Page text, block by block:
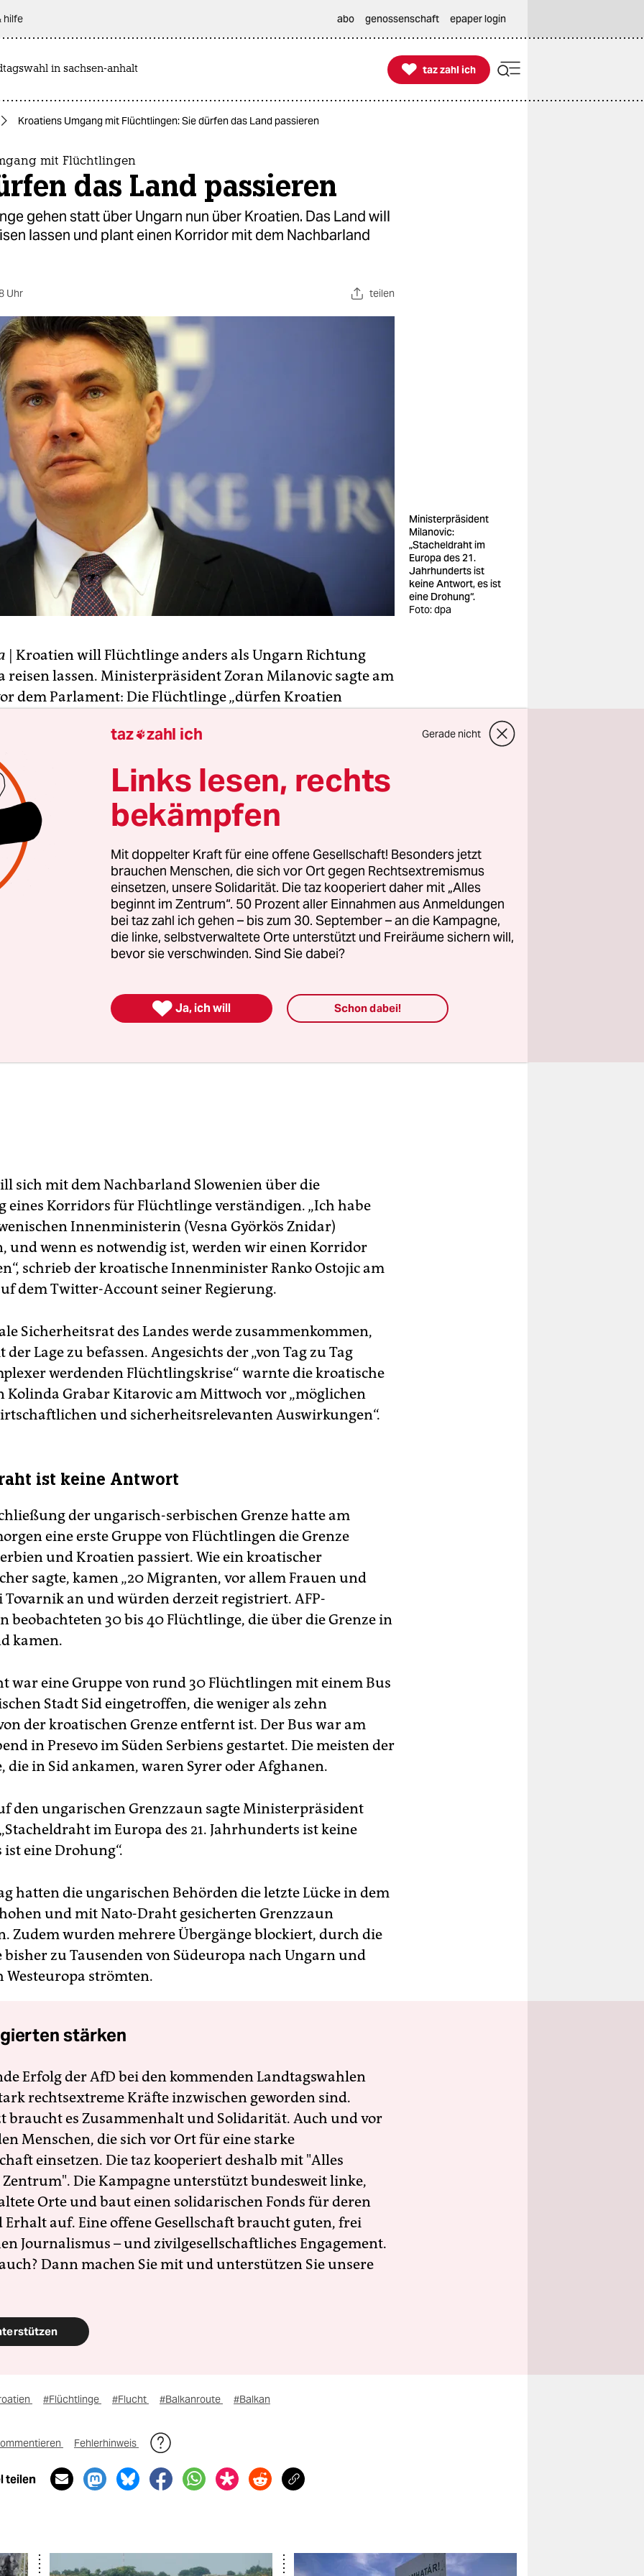
hilfe abo genossenschaft epaper login
in sachsen-anhalt 
taz zahl ich
taz zahl ich
Kroatiens Umgang mit Flüchtlingen: Sie dürfen das Land passieren
mit Flüchtlingen
das Land passieren
gehen statt über Ungarn nun über Kroatien. Das Land will
lassen und plant einen Korridor mit dem Nachbarland
Uhr teilen
Ministerpräsident
Milanovic:
„Stacheldraht im
Europa des 21.
Jahrhunderts ist
keine Antwort, es ist
eine Drohung“.
Foto: dpa
| Kroatien will Flüchtlinge anders als Ungarn Richtung
reisen lassen. Ministerpräsident Zoran Milanovic sagte am
dem Parlament: Die Flüchtlinge „dürfen Kroatien
„Wir sind bereit, diese Menschen anzunehmen und zu
jetzt seien 150 Menschen nach Kroatien gekommen, um
ungarische Grenze zu umgehen.
schickt Minenräumer an die Grenze zu Serbien, wo
neue Route in Richtung Deutschland suchen. Dort
zahlreiche scharfe Minen aus der Zeit des jugoslawischen
sich mit dem Nachbarland Slowenien über die
eines Korridors für Flüchtlinge verständigen. „Ich habe
Innenministerin (Vesna Györkös Znidar)
und wenn es notwendig ist, werden wir einen Korridor
schrieb der kroatische Innenminister Ranko Ostojic am
dem Twitter-Account seiner Regierung.
Sicherheitsrat des Landes werde zusammenkommen,
Lage zu befassen. Angesichts der „von Tag zu Tag
werdenden Flüchtlingskrise“ warnte die kroatische
Kolinda Grabar Kitarovic am Mittwoch vor „möglichen
und sicherheitsrelevanten Auswirkungen“.
ist keine Antwort
der ungarisch-serbischen Grenze hatte am
eine erste Gruppe von Flüchtlingen die Grenze
und Kroatien passiert. Wie ein kroatischer
sagte, kamen „20 Migranten, vor allem Frauen und
Tovarnik an und würden derzeit registriert. AFP-
beobachteten 30 bis 40 Flüchtlinge, die über die Grenze in
kamen.
war eine Gruppe von rund 30 Flüchtlingen mit einem Bus
Stadt Sid eingetroffen, die weniger als zehn
der kroatischen Grenze entfernt ist. Der Bus war am
in Presevo im Süden Serbiens gestartet. Die meisten der
die in Sid ankamen, waren Syrer oder Afghanen.
den ungarischen Grenzzaun sagte Ministerpräsident
im Europa des 21. Jahrhunderts ist keine
eine Drohung“.
hatten die ungarischen Behörden die letzte Lücke in dem
und mit Nato-Draht gesicherten Grenzzaun
Zudem wurden mehrere Übergänge blockiert, durch die
zu Tausenden von Südeuropa nach Ungarn und
Westeuropa strömten.
stärken
Erfolg der AfD bei den kommenden Landtagswahlen
rechtsextreme Kräfte inzwischen geworden sind.
braucht es Zusammenhalt und Solidarität. Auch und vor
Menschen, die sich vor Ort für eine starke
einsetzen. Die taz kooperiert deshalb mit "Alles
Die Kampagne unterstützt bundesweit linke,
Orte und baut einen solidarischen Fonds für deren
Erhalt auf. Eine offene Gesellschaft braucht guten, frei
Journalismus – und zivilgesellschaftliches Engagement.
Dann machen Sie mit und unterstützen Sie unsere
#Flüchtlinge #Flucht #Balkanroute #Balkan
Fehlerhinweis
teilen
taz zahl ich Gerade nicht
Links lesen, rechts
bekämpfen
Mit doppelter Kraft für eine offene Gesellschaft! Besonders jetzt
brauchen Menschen, die sich vor Ort gegen Rechtsextremismus
einsetzen, unsere Solidarität. Die taz kooperiert daher mit „Alles
beginnt im Zentrum“. 50 Prozent aller Einnahmen aus Anmeldungen
bei taz zahl ich gehen – bis zum 30. September – an die Kampagne,
die linke, selbstverwaltete Orte unterstützt und Freiräume sichern will,
bevor sie verschwinden. Sind Sie dabei?
 Ja, ich will Schon dabei!